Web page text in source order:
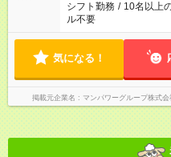
シフト勤務 / 10名以上
ル不要
気になる！
掲載元企業名 マンパワーグループ株式